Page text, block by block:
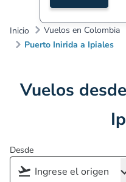
Inicio Vuelos en Colombia
Puerto Inirida a Ipiales
Vuelos
Desde